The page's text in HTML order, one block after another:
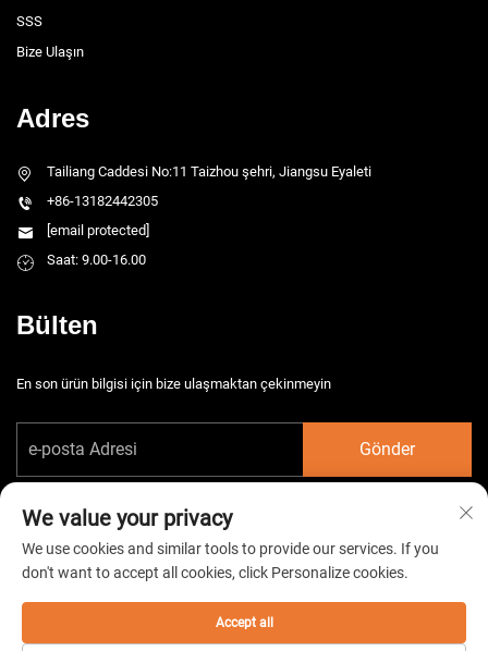
SSS
Bize Ulaşın
Adres
Tailiang Caddesi No:11 Taizhou şehri, Jiangsu Eyaleti
+86-13182442305
[email protected]
Saat: 9.00-16.00
Bülten
En son ürün bilgisi için bize ulaşmaktan çekinmeyin
Gönder
hakları saklıdır. - Gizlilik Politikası
We value your privacy
We use cookies and similar tools to provide our services. If you
don't want to accept all cookies, click Personalize cookies.
Accept all